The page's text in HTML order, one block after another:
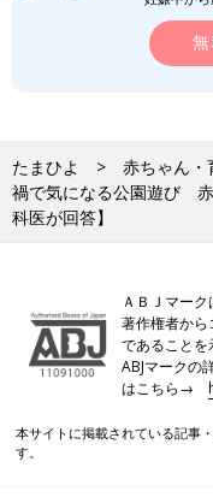
たまひよ 赤ちゃん・
禍で気になる公園遊び
科医が回答】
ＡＢＪマーク
著作権者か
であることを
ABJマークの
はこちら→
本サイトに掲載されている記事
す。